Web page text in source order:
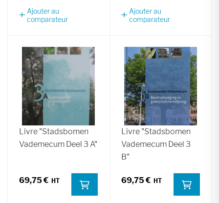
Ajouter au
comparateur
Ajouter au
comparateur
Livre "Stadsbomen
Vademecum Deel 3 A"
69,75 €
Livre "Stadsbomen
Vademecum Deel 3
B"
69,75 €